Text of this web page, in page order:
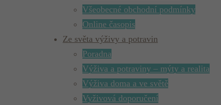
Všeobecné obchodní podmínky
Online časopis
Ze světa výživy a potravin
Poradna
Výživa a potraviny – mýty a realita
Výživa doma a ve světě
Vyživová doporučení